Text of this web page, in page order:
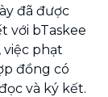
đã được
với bTaskee
việc phạt
đồng có
và ký kết.